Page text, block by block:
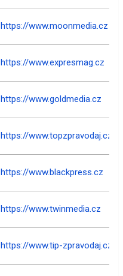
https://www.moonmedia.cz
https://www.expresmag.cz
https://www.goldmedia.cz
https://www.topzpravodaj.cz
https://www.blackpress.cz
https://www.twinmedia.cz
https://www.tip-zpravodaj.cz